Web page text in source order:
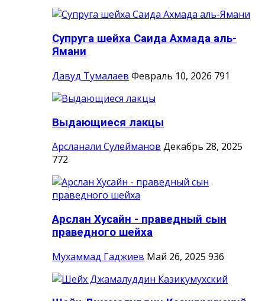
Супруга шейха Саида Ахмада аль-
Ямани
Давуд Тумалаев Февраль 10, 2026 791
Выдающиеся лакцы
Арсланали Сулейманов Декабрь 28, 2025
772
Арслан Хусайн - праведный сын
праведного шейха
Мухаммад Гаджиев Май 26, 2025 936